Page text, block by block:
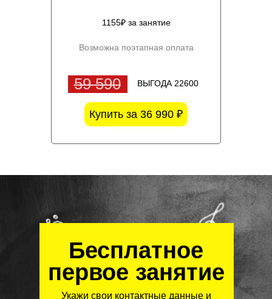
Купить за 36 990 ₽
Возможна поэтапная оплата
1155₽ за занятие
59 590 ВЫГОДА 22600
Бесплатное
первое занятие
Укажи свои контактные данные и